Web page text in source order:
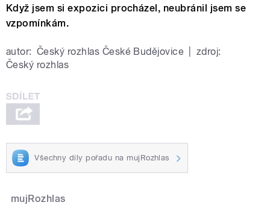
Když jsem si expozici procházel, neubránil jsem se
vzpomínkám.
autor: Český rozhlas České Budějovice
zdroj:
Český rozhlas
Všechny díly pořadu na mujRozhlas
mujRozhlas